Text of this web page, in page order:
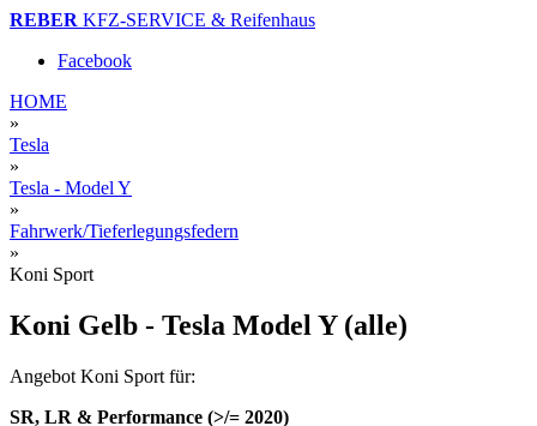
REBER KFZ-SERVICE & Reifenhaus
Facebook
HOME
»
Tesla
»
Tesla - Model Y
»
Fahrwerk/Tieferlegungsfedern
»
Koni Sport
Koni Gelb - Tesla Model Y (alle)
Angebot Koni Sport für:
SR, LR & Performance (>/= 2020)